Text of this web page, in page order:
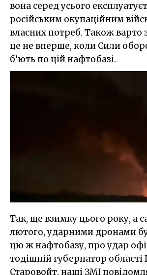
вона серед усього
російським окупаційним
власних потреб. Також варто
це не вперше, коли Сили
б’ють по цій нафтобазі.
Так, ще взимку цього року, а
лютого, ударними дронами
цю ж нафтобазу, про удар
тодішній губернатор області
Старовойт, наші ЗМІ